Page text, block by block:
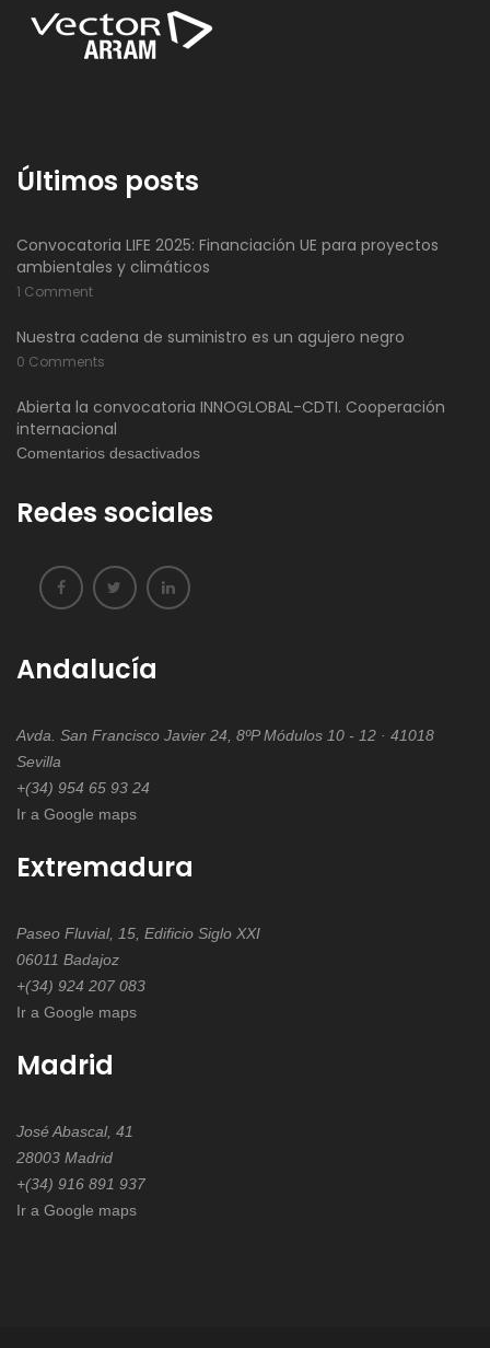
Últimos posts
Convocatoria LIFE 2025: Financiación UE para proyectos
ambientales y climáticos
1 Comment
Nuestra cadena de suministro es un agujero negro
0 Comments
Abierta la convocatoria INNOGLOBAL-CDTI. Cooperación
internacional
Comentarios desactivadosen
la
Redes sociales
Andalucía
Avda. San Francisco Javier 24, 8ºP Módulos 10 - 12 · 41018
Sevilla
+(34) 954 65 93 24
Ir a Google maps
Extremadura
Paseo Fluvial, 15, Edificio Siglo XXI
06011 Badajoz
+(34) 924 207 083
Ir a Google maps
Madrid
José Abascal, 41
28003 Madrid
+(34) 916 891 937
Ir a Google maps